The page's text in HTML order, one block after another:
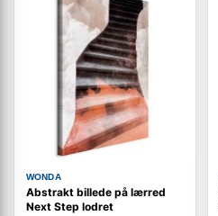
WONDA
Abstrakt billede på lærred
Next Step lodret